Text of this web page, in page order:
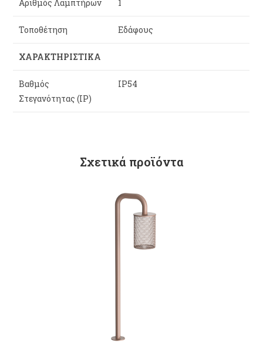
Αριθμός Λαμπτήρων 1
Τοποθέτηση Εδάφους
ΧΑΡΑΚΤΗΡΙΣΤΙΚΑ
Βαθμός
Στεγανότητας (IP)
IP54
Σχετικά προϊόντα